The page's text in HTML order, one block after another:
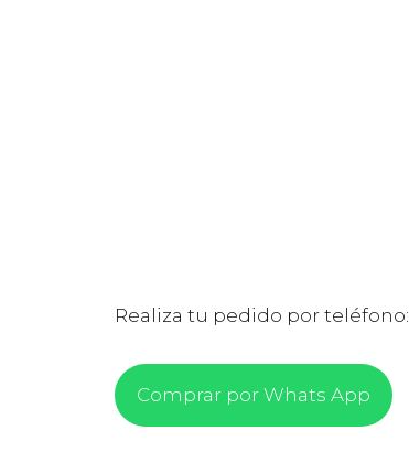
Realiza tu pedido por teléfono:
Comprar por Whats App